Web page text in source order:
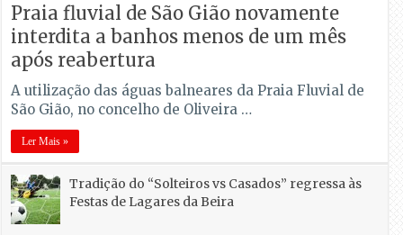
Praia fluvial de São Gião novamente
interdita a banhos menos de um mês
após reabertura
A utilização das águas balneares da Praia Fluvial de
São Gião, no concelho de Oliveira …
Ler Mais »
Tradição do “Solteiros vs Casados” regressa às
Festas de Lagares da Beira